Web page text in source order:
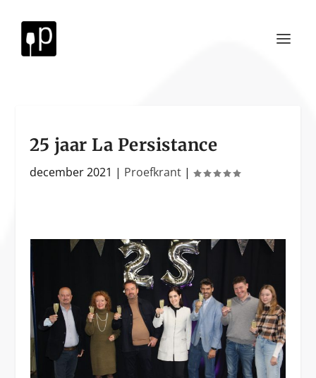
25 jaar La Persistance
december 2021 | Proefkrant |